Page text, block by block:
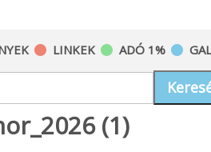
LINKEK ADÓ 1%
(1)